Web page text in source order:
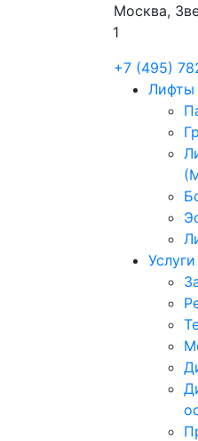
Москва,
1
+7 (495)
Лифты
Услуги